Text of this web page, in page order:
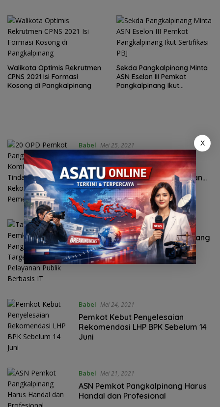
Walikota Optimis Rekrutmen
CPNS 2021 Isi Formasi
Kosong di Pangkalpinang
Sekda Pangkalpinang Minta
ASN Eselon III Pemkot
Pangkalpinang Ikut
Babel Mei 25, 2021
20 OPD Pemkot Pangkalpinang
Komitmen Tindaklanjuti
Rekomendasi Hasil Pemeriksaan
BPK
Babel Mei 24, 2021
Tahun 2022 Pemkot Pangkalpinang
Targetkan Pelayanan Publik
Berbasis IT
Babel Mei 24, 2021
Pemkot Kebut Penyelesaian
Rekomendasi LHP BPK Sebelum 14
Juni
Babel Mei 21, 2021
ASN Pemkot Pangkalpinang Harus
Handal dan Profesional
X